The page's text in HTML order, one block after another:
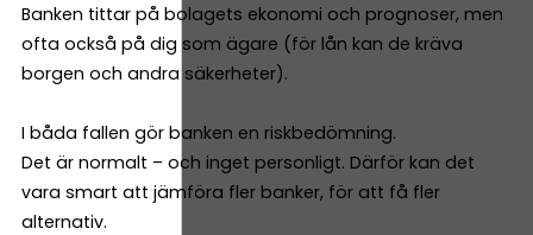
Banken tittar på bolagets ekonomi och prognoser, men
ofta också på dig som ägare (för lån kan de kräva
borgen och andra säkerheter).
I båda fallen gör banken en riskbedömning.
Det är normalt – och inget personligt. Därför kan det
vara smart att jämföra fler banker, för att få fler
alternativ.